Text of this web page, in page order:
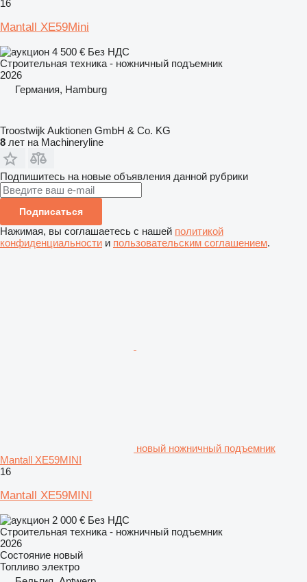
16
Mantall XE59Mini
4 500 € Без НДС
Строительная техника - ножничный подъемник
2026
Германия, Hamburg
Troostwijk Auktionen GmbH & Co. KG
8 лет на Machineryline
Подпишитесь на новые объявления данной рубрики
Подписаться
Нажимая, вы соглашаетесь с нашей политикой
конфиденциальности и пользовательским соглашением.
новый ножничный подъемник
Mantall XE59MINI
16
Mantall XE59MINI
2 000 € Без НДС
Строительная техника - ножничный подъемник
2026
Состояние новый
Топливо электро